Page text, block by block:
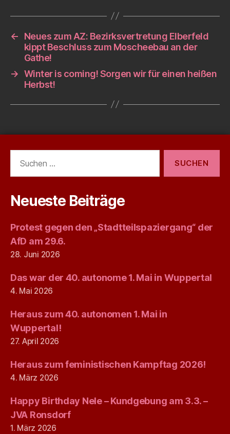
←
Neues zum AZ: Bezirksvertretung Elberfeld
kippt Beschluss zum Moscheebau an der
Gathe!
→ Winter is coming! Sorgen wir für einen heißen
Herbst!
nach:
Neueste Beiträge
Protest gegen den „Stadtteilspaziergang“ der
AfD am 29.6.
28. Juni 2026
Das war der 40. autonome 1. Mai in Wuppertal
4. Mai 2026
Heraus zum 40. autonomen 1. Mai in
Wuppertal!
27. April 2026
Heraus zum feministischen Kampftag 2026!
4. März 2026
Happy Birthday Nele – Kundgebung am 3.3. –
JVA Ronsdorf
1. März 2026